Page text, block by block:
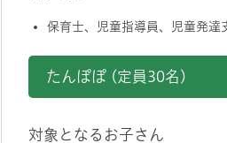
保育士、児童指導員、児童発達
たんぽぽ (定員30名)
対象となるお子さん